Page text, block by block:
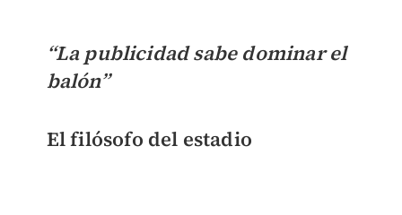
“La publicidad sabe dominar el
balón”
El filósofo del estadio